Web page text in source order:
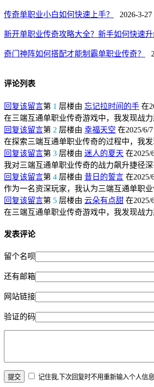
传奇单职业小白如何快速上手？ 2026-3-27
新开单职业传奇攻略大全？新手如何快速升
奇门神阵如何搭配才能制霸单职业传奇？
评论列表
回复该留言第 1 层楼由 忘记拉时间的手 在
在三端互通单职业传奇游戏中，我发现战
回复该留言第 2 层楼由 幸福天空 在2025/6/
在探索三端互通单职业传奇的过程中，我
回复该留言第 3 层楼由 迷人的夏天 在2025/
我对三端互通单职业传奇的战力飙升捷径
回复该留言第 4 层楼由 昔日的誓言 在2025/
作为一名资深玩家，我认为三端互通单职
回复该留言第 5 层楼由 云朵有点甜 在2025/
在三端互通单职业传奇游戏中，我发现战
发表评论
留个名呗
还有邮箱
网站链接
验证的码
记住我,下次回复时不用重新输入个人信息